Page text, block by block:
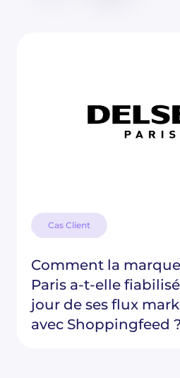
Cas Client
Comment la
Paris a-t-elle
jour de ses flux
avec Shoppingfeed ?